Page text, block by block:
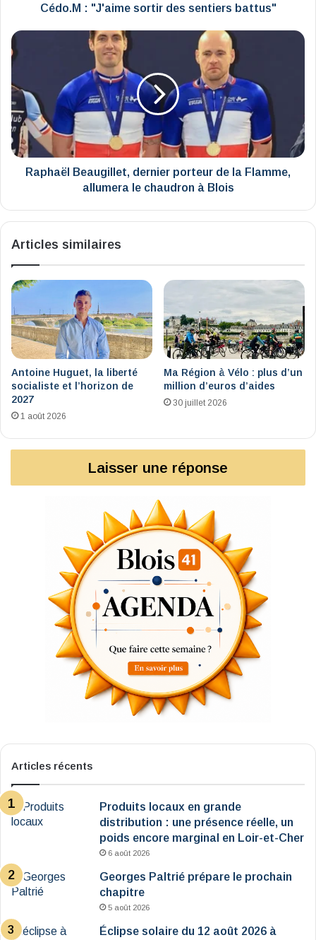
Cédo.M : "J'aime sortir des sentiers battus"
Raphaël
Beaugillet,
dernier
porteur
de
la
Flamme,
allumera
le
chaudron
Raphaël Beaugillet, dernier porteur de la Flamme,
allumera le chaudron à Blois
Articles similaires
Antoine Huguet, la liberté
socialiste et l’horizon de
2027
1 août 2026
Ma Région à Vélo : plus d’un
million d’euros d’aides
30 juillet 2026
Laisser une réponse
Articles récents
Produits locaux en grande
distribution : une présence réelle, un
poids encore marginal en Loir-et-Cher
6 août 2026
Georges Paltrié prépare le prochain
chapitre
5 août 2026
Éclipse solaire du 12 août 2026 à